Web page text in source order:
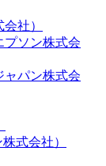
社）
プソン株式会
ャパン株式会
式会社）